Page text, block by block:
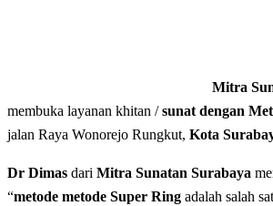
Mitra
membuka layanan khitan /sunat dengan
jalan Raya Wonorejo Rungkut, Kota
Dr Dimas dari Mitra Sunatan Surabaya
“metode metode Super Ring adalah salah